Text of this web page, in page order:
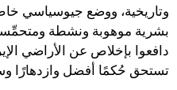
وتاريخية، ووضع جيوسياسي
بشرية موهوبة ونشطة
دافعوا بإخلاص عن الأراضي
تستحق حُكمًا أفضل وازدهارًا